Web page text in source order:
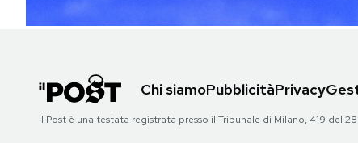
CALENDARIO
AREA PERSONALE
Area Personale
Chi siamoPubblicitàPrivacy
Il Post è una testata registrata presso il Tribunale di Milano, 419 del